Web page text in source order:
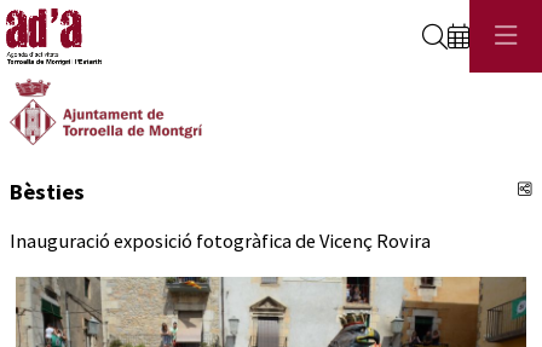
Cerca
Bèsties
Inauguració exposició fotogràfica de Vicenç Rovira